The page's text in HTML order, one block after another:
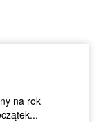
na rok